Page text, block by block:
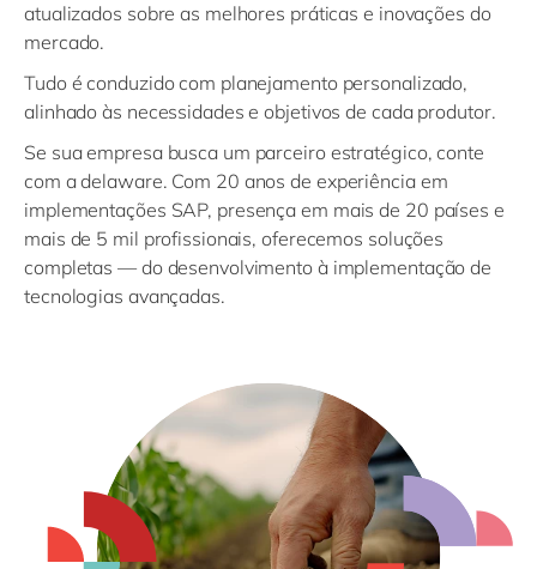
atualizados sobre as melhores práticas e inovações do
mercado.
Tudo é conduzido com planejamento personalizado,
alinhado às necessidades e objetivos de cada produtor.
Se sua empresa busca um parceiro estratégico, conte
com a delaware. Com 20 anos de experiência em
implementações SAP, presença em mais de 20 países e
mais de 5 mil profissionais, oferecemos soluções
completas — do desenvolvimento à implementação de
tecnologias avançadas.